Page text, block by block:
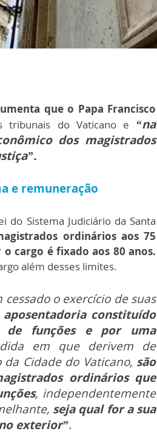
que o Papa Francisco
tribunais do Vaticano e “na
dos magistrados
e remuneração
do Sistema Judiciário da Santa
ordinários aos 75
cargo é fixado aos 80 anos.
além desses limites.
o exercício de suas
constituído
de funções e por uma
em que derivem de
Cidade do Vaticano, são
ordinários que
, independentemente
seja qual for a sua
exterior”.